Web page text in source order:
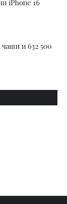
iPhone 16
и 632 500